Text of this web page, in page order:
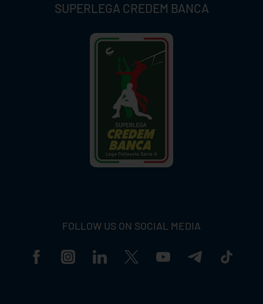
SUPERLEGA CREDEM BANCA
FOLLOW US ON SOCIAL MEDIA